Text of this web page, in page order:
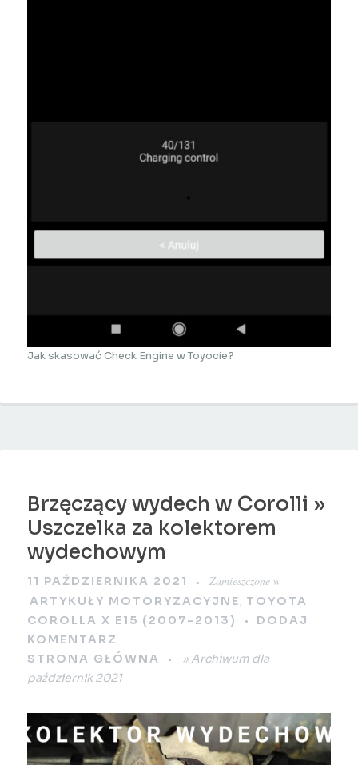
Jak skasować Check Engine w Toyocie?
Brzęczący wydech w Corolli »
Uszczelka za kolektorem
wydechowym
11 PAŹDZIERNIKA 2021 Zamieszczone w
ARTYKUŁY MOTORYZACYJNE TOYOTA
COROLLA X E15 (2007-2013)
DODAJ
KOMENTARZ
STRONA GŁÓWNA
» Archiwum dla
październik 2021